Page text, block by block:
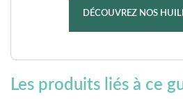
DÉCOUVREZ NOS
Les produits liés à ce